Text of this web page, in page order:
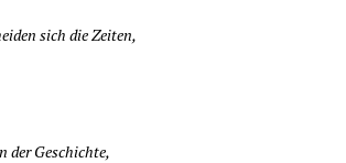
sich die Zeiten,
der Geschichte,